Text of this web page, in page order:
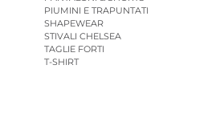
PIUMINI E TRAPUNTATI
SHAPEWEAR
STIVALI CHELSEA
TAGLIE FORTI
T-SHIRT